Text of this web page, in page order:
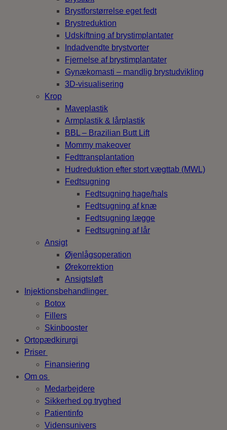
Brystforstørrelse eget fedt
Brystreduktion
Udskiftning af brystimplantater
Indadvendte brystvorter
Fjernelse af brystimplantater
Gynækomasti – mandlig brystudvikling
3D-visualisering
Krop
Maveplastik
Armplastik & lårplastik
BBL – Brazilian Butt Lift
Mommy makeover
Fedttransplantation
Hudreduktion efter stort vægttab (MWL)
Fedtsugning
Fedtsugning hage/hals
Fedtsugning af knæ
Fedtsugning lægge
Fedtsugning af lår
Ansigt
Øjenlågsoperation
Ørekorrektion
Ansigtsløft
Injektionsbehandlinger
Botox
Fillers
Skinbooster
Ortopædkirurgi
Priser
Finansiering
Om os
Medarbejdere
Sikkerhed og tryghed
Patientinfo
Vidensunivers